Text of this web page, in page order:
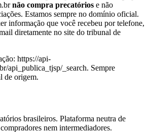
não compra precatórios e não
Estamos sempre no domínio oficial.
informação que você recebeu por telefone,
diretamente no site do tribunal de
https://api-
api_publica_tjsp/_search. Sempre
de origem.
brasileiros. Plataforma neutra de
nem intermediadores.